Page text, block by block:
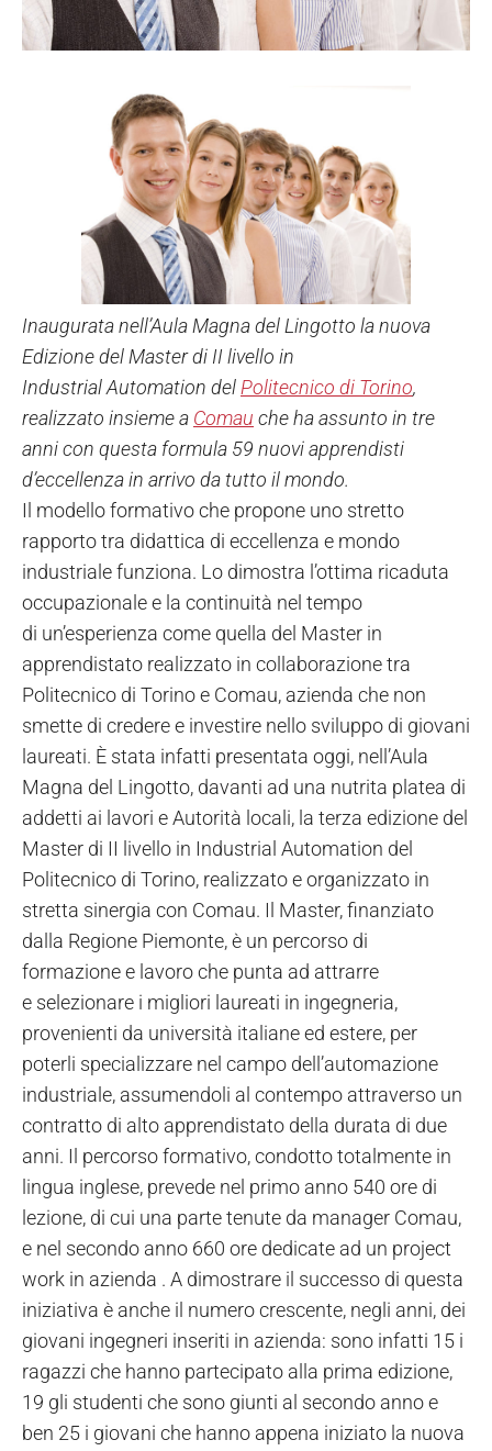
Inaugurata nell’Aula Magna del Lingotto la nuova
Edizione del Master di II livello in
Industrial Automation del Politecnico di Torino,
realizzato insieme a Comau che ha assunto in tre
anni con questa formula 59 nuovi apprendisti
d’eccellenza in arrivo da tutto il mondo.
Il modello formativo che propone uno stretto
rapporto tra didattica di eccellenza e mondo
industriale funziona. Lo dimostra l’ottima ricaduta
occupazionale e la continuità nel tempo
di un’esperienza come quella del Master in
apprendistato realizzato in collaborazione tra
Politecnico di Torino e Comau, azienda che non
smette di credere e investire nello sviluppo di giovani
laureati. È stata infatti presentata oggi, nell’Aula
Magna del Lingotto, davanti ad una nutrita platea di
addetti ai lavori e Autorità locali, la terza edizione del
Master di II livello in Industrial Automation del
Politecnico di Torino, realizzato e organizzato in
stretta sinergia con Comau. Il Master, finanziato
dalla Regione Piemonte, è un percorso di
formazione e lavoro che punta ad attrarre
e selezionare i migliori laureati in ingegneria,
provenienti da università italiane ed estere, per
poterli specializzare nel campo dell’automazione
industriale, assumendoli al contempo attraverso un
contratto di alto apprendistato della durata di due
anni. Il percorso formativo, condotto totalmente in
lingua inglese, prevede nel primo anno 540 ore di
lezione, di cui una parte tenute da manager Comau,
e nel secondo anno 660 ore dedicate ad un project
work in azienda . A dimostrare il successo di questa
iniziativa è anche il numero crescente, negli anni, dei
giovani ingegneri inseriti in azienda: sono infatti 15 i
ragazzi che hanno partecipato alla prima edizione,
19 gli studenti che sono giunti al secondo anno e
ben 25 i giovani che hanno appena iniziato la nuova